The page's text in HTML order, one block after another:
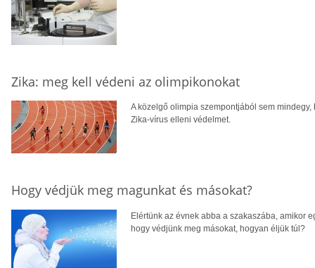
Zika: meg kell védeni az olimpikonokat
A közelgő olimpia szempontjából sem
Zika-vírus elleni védelmet.
Hogy védjük meg magunkat és másokat?
Elértünk az évnek abba a szakaszába, amikor
hogy védjünk meg másokat, hogyan éljük túl?